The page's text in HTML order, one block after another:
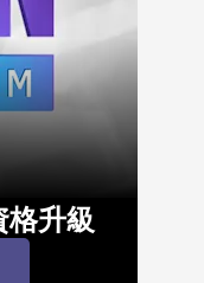
格升級